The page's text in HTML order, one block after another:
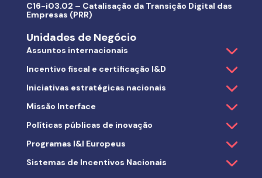
C16-i03.02 – Catalisação da Transição Digital das
Empresas (PRR)
Unidades de Negócio
Assuntos internacionais
Incentivo fiscal e certificação I&D
Iniciativas estratégicas nacionais
Missão Interface
Políticas públicas de inovação
Programas I&I Europeus
Sistemas de Incentivos Nacionais